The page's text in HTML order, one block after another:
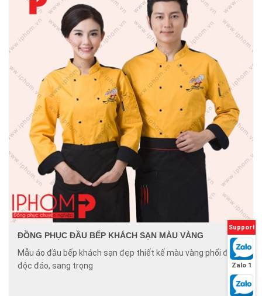
ĐỒNG PHỤC ĐẦU BẾP KHÁCH SẠN MÀU VÀNG
Mẫu áo đầu bếp khách sạn đẹp thiết kế màu vàng phối đen
độc đáo, sang trọng
Support
Zalo 1